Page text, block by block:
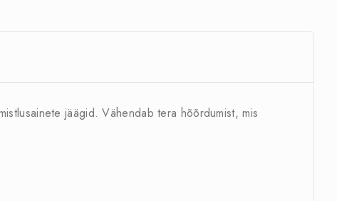
jäägid. Vähendab tera hõõrdumist, mis